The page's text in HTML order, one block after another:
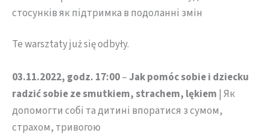
стосунків як підтримка в подоланні змін
Te warsztaty już się odbyły.
03.11.2022, godz. 17:00– Jak pomóc sobie i dziecku
radzić sobie ze smutkiem, strachem, lękiem | Як
допомогти собі та дитині впоратися з сумом,
страхом, тривогою